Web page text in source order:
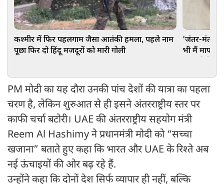
कश्मीर में फिर पहलगाम जैसा आतंकी हमला, पहले नाम
पूछा फिर दो हिंदू मजदूरों को मारी गोली
'जंतर-मंतर
भी मैं माफ
PM मोदी का यह दौरा उनकी पांच देशों की यात्रा का पहला
चरण है, लेकिन शुरुआत से ही इसने अंतरराष्ट्रीय स्तर पर
काफी चर्चा बटोरी। UAE की अंतरराष्ट्रीय सहयोग मंत्री
Reem Al Hashimy ने प्रधानमंत्री मोदी को “सच्चा
खजाना” बताते हुए कहा कि भारत और UAE के रिश्ते अब
नई ऊंचाइयों की ओर बढ़ रहे हैं.
उन्होंने कहा कि दोनों देश सिर्फ व्यापार ही नहीं, बल्कि